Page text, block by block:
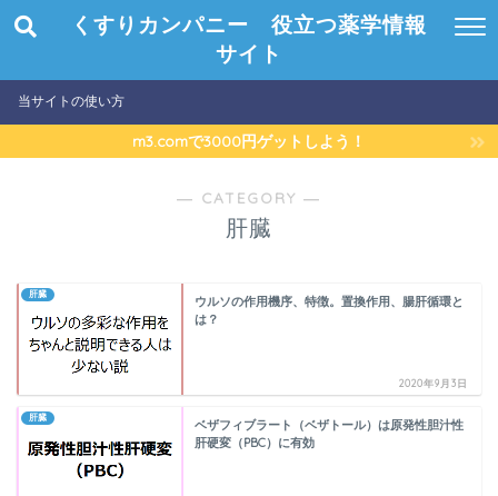
くすりカンパニー 役立つ薬学情報
サイト
当サイトの使い方
m3.comで3000円ゲットしよう！
― CATEGORY ―
肝臓
肝臓
ウルソの作用機序、特徴。置換作用、腸肝循環と
は？
2020年9月3日
肝臓
ベザフィブラート（ベザトール）は原発性胆汁性
肝硬変（PBC）に有効